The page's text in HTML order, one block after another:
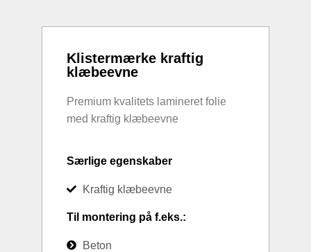
Klistermærke kraftig
klæbeevne
Premium kvalitets lamineret folie
med kraftig klæbeevne
Særlige egenskaber
Kraftig klæbeevne
Til montering på f.eks.:
Beton